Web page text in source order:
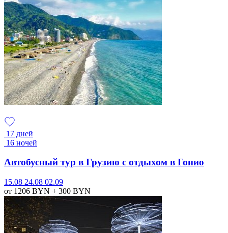
17 дней
16 ночей
Автобусный тур в Грузию с отдыхом в Гонио
15.08 24.08 02.09
от 1206 BYN + 300 BYN